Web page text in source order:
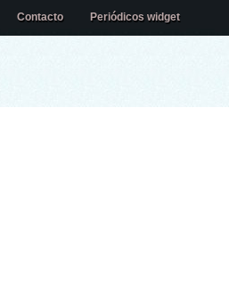
Contacto Periódicos widget